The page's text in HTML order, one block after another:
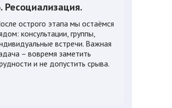
Ресоциализация.
острого этапа мы остаёмся
консультации, группы,
встречи. Важная
– вовремя заметить
и не допустить срыва.